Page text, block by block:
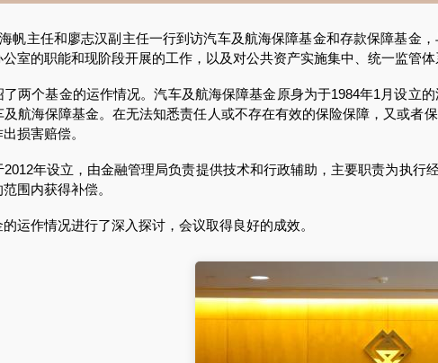
主任和廖志汉副主任一行到访汽车及航海保障基金和存款保障基金
室的职能和现阶段开展的工作，以及对公共资产实施集中、统一监管体
个基金的运作情况。汽车及航海保障基金原身为于1984年1月设立
航海保障基金。在无法知悉责任人或不存在有效的保险保障，又或
损害赔偿。
年设立，由金融管理局负责提供技术和行政辅助，主要职责为执行
围内获得补偿。
作情况进行了深入探讨，会议取得良好的成效。